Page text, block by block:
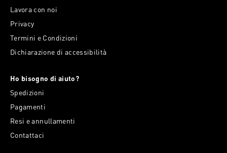
Lavora con noi
Privacy
Termini e Condizioni
Dichiarazione di accessibilità
Ho bisogno di aiuto?
Spedizioni
Pagamenti
Resi e annullamenti
Contattaci